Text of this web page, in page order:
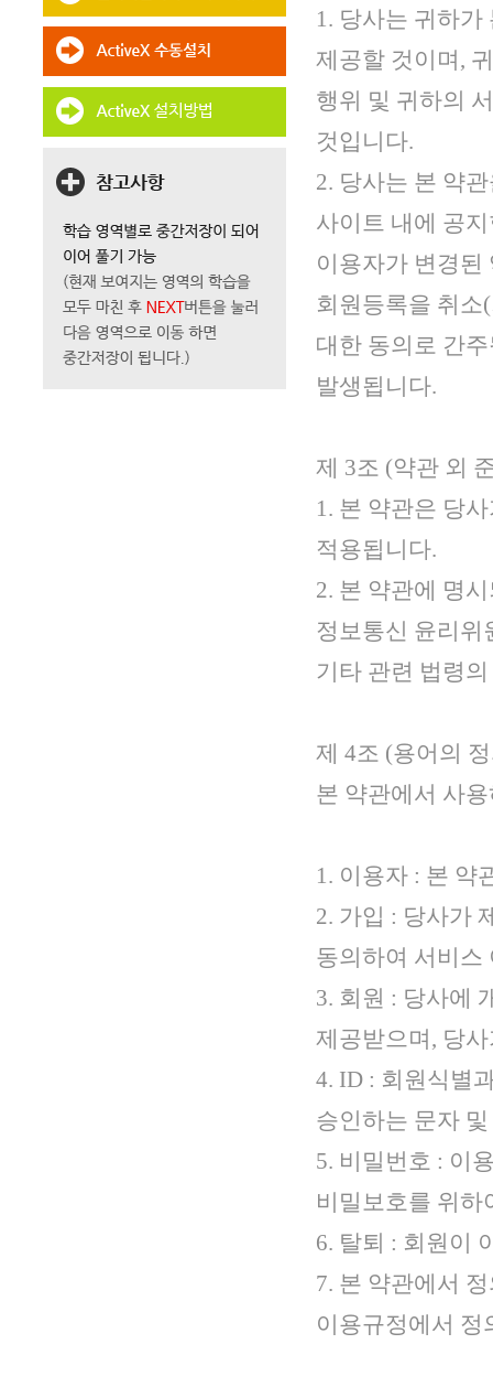
1. 당사는 귀하
제공할 것이며,
행위 및 귀하의
것입니다.
2. 당사는 본 약
사이트 내에 공
이용자가 변경된
회원등록을 취소
대한 동의로 간
발생됩니다.
제 3조 (약관 외
1. 본 약관은 당
적용됩니다.
2. 본 약관에 명
정보통신 윤리위
기타 관련 법령
제 4조 (용어의
본 약관에서 사
1. 이용자 : 본 약
2. 가입 : 당사가
동의하여 서비스
3. 회원 : 당사에
제공받으며, 당
4. ID : 회원식별
승인하는 문자
5. 비밀번호 : 이
비밀보호를 위하
6. 탈퇴 : 회원이
7. 본 약관에서
이용규정에서 정